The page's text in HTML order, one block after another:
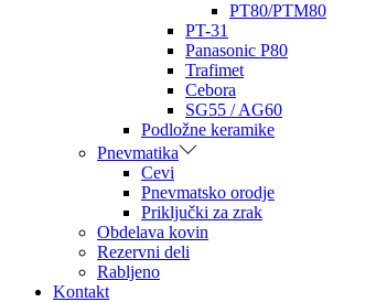
PT80/PTM80
PT-31
Panasonic P80
Trafimet
Cebora
SG55 / AG60
Podložne keramike
Pnevmatika
Cevi
Pnevmatsko orodje
Priključki za zrak
Obdelava kovin
Rezervni deli
Rabljeno
Kontakt